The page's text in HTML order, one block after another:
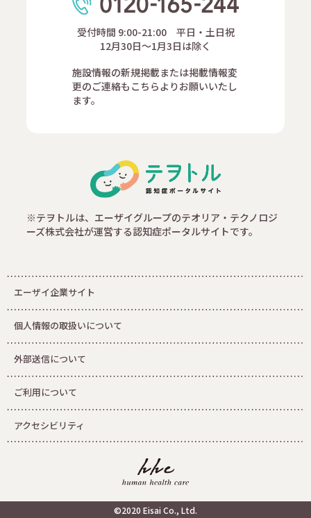
受付時間 9:00-21:00 平日・土日祝
12月30日～1月3日は除く
施設情報の新規掲載または掲載情報変
更のご連絡もこちらよりお願いいたし
ます。
※テヲトルは、エーザイグループのテオリア・テクノロジ
ーズ株式会社が運営する認知症ポータルサイトです。
エーザイ企業サイト
個人情報の取扱いについて
外部送信について
ご利用について
アクセシビリティ
©2020 Eisai Co., Ltd.